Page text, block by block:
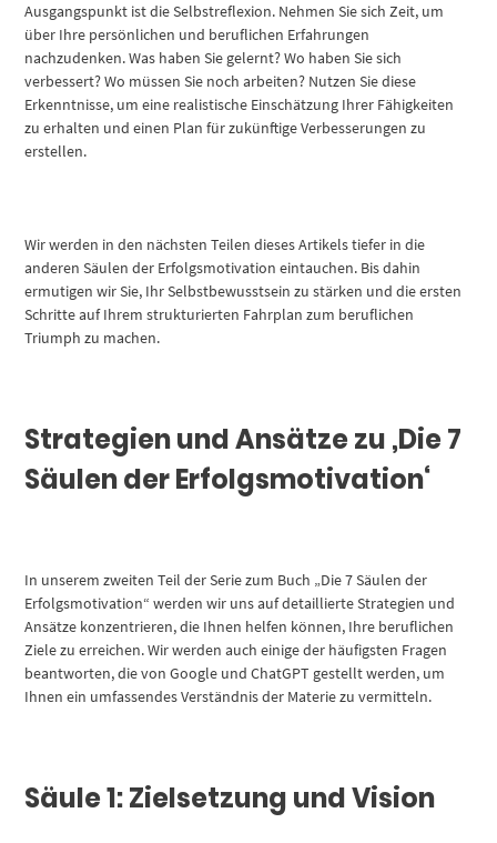
Ausgangspunkt ist die Selbstreflexion. Nehmen Sie sich Zeit, um
über Ihre persönlichen und beruflichen Erfahrungen
nachzudenken. Was haben Sie gelernt? Wo haben Sie sich
verbessert? Wo müssen Sie noch arbeiten? Nutzen Sie diese
Erkenntnisse, um eine realistische Einschätzung Ihrer Fähigkeiten
zu erhalten und einen Plan für zukünftige Verbesserungen zu
erstellen.
Wir werden in den nächsten Teilen dieses Artikels tiefer in die
anderen Säulen der Erfolgsmotivation eintauchen. Bis dahin
ermutigen wir Sie, Ihr Selbstbewusstsein zu stärken und die ersten
Schritte auf Ihrem strukturierten Fahrplan zum beruflichen
Triumph zu machen.
Strategien und Ansätze zu ‚Die 7
Säulen der Erfolgsmotivation‘
In unserem zweiten Teil der Serie zum Buch „Die 7 Säulen der
Erfolgsmotivation“ werden wir uns auf detaillierte Strategien und
Ansätze konzentrieren, die Ihnen helfen können, Ihre beruflichen
Ziele zu erreichen. Wir werden auch einige der häufigsten Fragen
beantworten, die von Google und ChatGPT gestellt werden, um
Ihnen ein umfassendes Verständnis der Materie zu vermitteln.
Säule 1: Zielsetzung und Vision